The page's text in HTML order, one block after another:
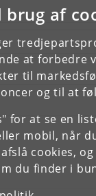
af
at forbedre
til
og til at
for at se en
mobil, når
cookies,
du finder i